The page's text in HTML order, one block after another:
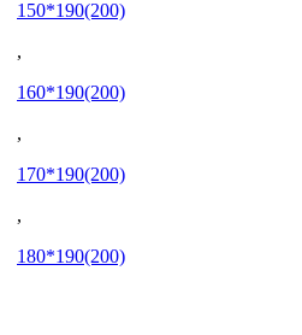
150*190(200)
,
160*190(200)
,
170*190(200)
,
180*190(200)